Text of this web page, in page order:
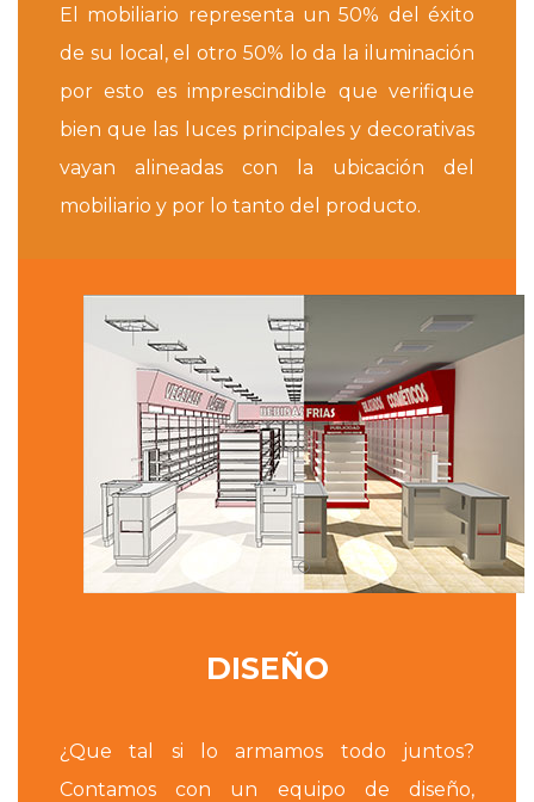
El mobiliario representa un 50% del éxito
de su local, el otro 50% lo da la iluminación
por esto es imprescindible que verifique
bien que las luces principales y decorativas
vayan alineadas con la ubicación del
mobiliario y por lo tanto del producto.
DISEÑO
¿Que tal si lo armamos todo juntos?
Contamos con un equipo de diseño,